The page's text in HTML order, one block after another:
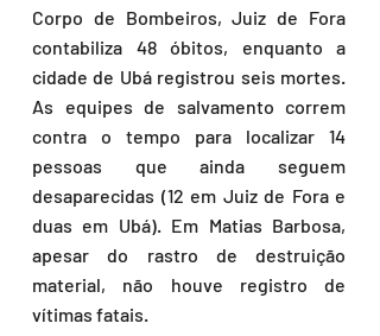
Corpo de Bombeiros, Juiz de Fora
contabiliza 48 óbitos, enquanto a
cidade de Ubá registrou seis mortes.
As equipes de salvamento correm
contra o tempo para localizar 14
pessoas que ainda seguem
desaparecidas (12 em Juiz de Fora e
duas em Ubá). Em Matias Barbosa,
apesar do rastro de destruição
material, não houve registro de
vítimas fatais.